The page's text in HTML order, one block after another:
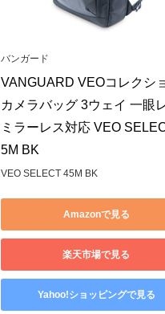
バンガード
VANGUARD VEOコレクシ
カメラバッグ 3ウェイ 一眼
ミラーレス対応 VEO
5M BK
VEO SELECT 45M BK
Amazonで見る
楽天市場で見る
Yahoo!ショッピングで見る